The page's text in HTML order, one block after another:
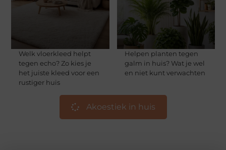
Welk vloerkleed helpt
tegen echo? Zo kies je
het juiste kleed voor een
rustiger huis
Helpen planten tegen
galm in huis? Wat je wel
en niet kunt verwachten
Akoestiek in huis